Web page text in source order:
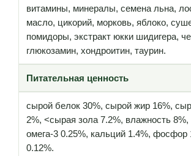
витамины, минералы, семена льна,
масло, цикорий, морковь, яблоко,
помидоры, экстракт юкки шидигера,
глюкозамин, хондроитин, таурин.
Питательная ценность
сырой белок 30%, сырой жир 16%,
2%, <сырая зола 7.2%, влажность 8%,
омега-3 0.25%, кальций 1.4%, фосфор
0.12%.